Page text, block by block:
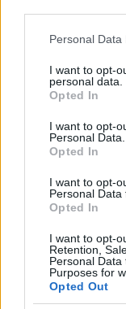
Please note that
not limited to your
grant or deny
use your data for
consent section.
Personal
I want to opt-
personal data.
Opted In
I want to opt-
Personal Data.
Opted In
I want to opt-
Personal Data
Opted In
I want to opt-
Retention,
Personal
Purposes for
Opted Out
ebből a
központi szálat,
pontot
elárulhatom,
vettem át a fenti
cikküknek is:
valamennyi, fent
Ez látszólag
valaki. Hiszen
hatása (esetleg